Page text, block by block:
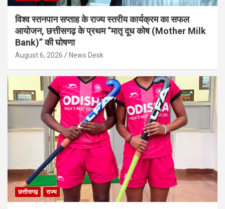
विश्व स्तनपान सप्ताह के राज्य स्तरीय कार्यक्रम का सफल
आयोजन, छत्तीसगढ़ के प्रथम “मातृ दूध कोष (Mother Milk
Bank)” की घोषणा
August 6, 2026 News Desk
छत्तीसगढ़ राज्य